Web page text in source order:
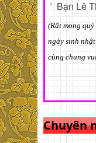
Bạn Lê
(Rất mong
ngày sinh
cùng chung
Chuyên